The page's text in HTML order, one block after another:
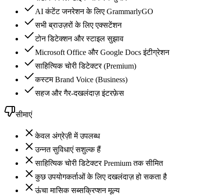
AI कंटेंट जनरेशन के लिए GrammarlyGO
सभी ब्राउज़रों के लिए एक्सटेंशन
टोन डिटेक्शन और स्टाइल सुझाव
Microsoft Office और Google Docs इंटीग्रेशन
साहित्यिक चोरी डिटेक्टर (Premium)
कस्टम Brand Voice (Business)
सहज और गैर-दखलंदाज़ इंटरफ़ेस
सीमाएं
केवल अंग्रेज़ी में उपलब्ध
उन्नत सुविधाएं सशुल्क हैं
साहित्यिक चोरी डिटेक्टर Premium तक सीमित
कुछ उपयोगकर्ताओं के लिए दखलंदाज़ हो सकता है
ऊंचा मासिक सब्सक्रिप्शन मूल्य